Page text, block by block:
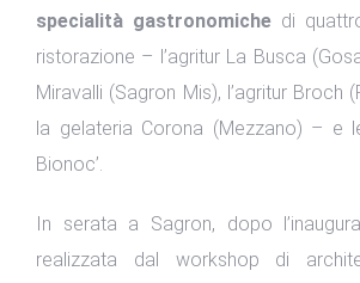
specialità gastronomichedi
ristorazione – l’agritur La Busca
Miravalli (Sagron Mis), l’agritur Broch
la gelateria Corona (Mezzano) – e
Bionoc’.
In serata a Sagron, dopo
realizzata dal workshop di